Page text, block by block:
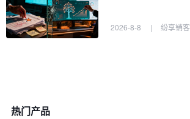
2026-8-8 | 纷享销客
热门产品